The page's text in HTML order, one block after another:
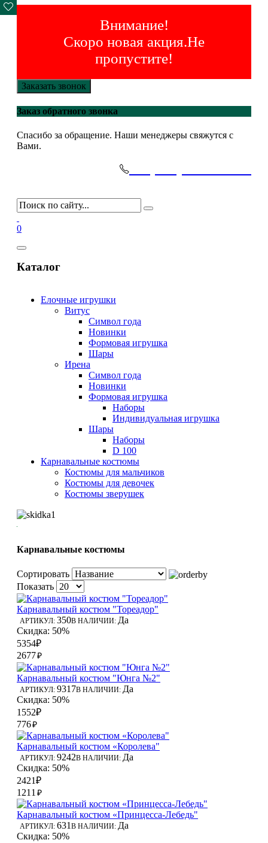
Внимание!
Скоро новая акция.Не
пропустите!
Заказать звонок
Заказ обратного звонка
Спасибо за обращение. Наши менеджеры свяжутся с
Вами.
0
Каталог
Елочные игрушки
Витус
Символ года
Новинки
Формовая игрушка
Шары
Ирена
Символ года
Новинки
Формовая игрушка
Наборы
Индивидуальная игрушка
Шары
Наборы
D 100
Карнавальные костюмы
Костюмы для мальчиков
Костюмы для девочек
Костюмы зверушек
Карнавальные костюмы
Сортировать
Показать
Карнавальный костюм "Тореадор"
АРТИКУЛ: 350В НАЛИЧИИ: Да
Скидка: 50%
5354₽
2677₽
Карнавальный костюм "Юнга №2"
АРТИКУЛ: 9317В НАЛИЧИИ: Да
Скидка: 50%
1552₽
776₽
Карнавальный костюм «Королева"
АРТИКУЛ: 9242В НАЛИЧИИ: Да
Скидка: 50%
2421₽
1211 ₽
Карнавальный костюм «Принцесса-Лебедь"
АРТИКУЛ: 631В НАЛИЧИИ: Да
Скидка: 50%